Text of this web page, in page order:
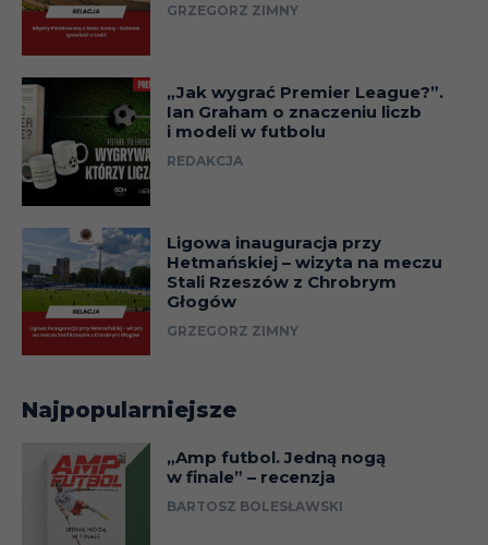
GRZEGORZ ZIMNY
„Jak wygrać Premier League?”.
Ian Graham o znaczeniu liczb
i modeli w futbolu
REDAKCJA
Ligowa inauguracja przy
Hetmańskiej – wizyta na meczu
Stali Rzeszów z Chrobrym
Głogów
GRZEGORZ ZIMNY
Najpopularniejsze
„Amp futbol. Jedną nogą
w finale” – recenzja
BARTOSZ BOLESŁAWSKI